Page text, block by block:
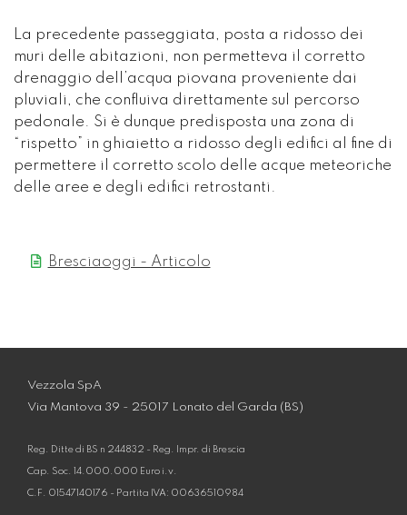
La precedente passeggiata, posta a ridosso dei
muri delle abitazioni, non permetteva il corretto
drenaggio dell’acqua piovana proveniente dai
pluviali, che confluiva direttamente sul percorso
pedonale. Si è dunque predisposta una zona di
“rispetto” in ghiaietto a ridosso degli edifici al fine di
permettere il corretto scolo delle acque meteoriche
delle aree e degli edifici retrostanti.
Bresciaoggi - Articolo
Vezzola SpA
Via Mantova 39 - 25017 Lonato del Garda (BS)
Reg. Ditte di BS n 244832 - Reg. Impr. di Brescia
Cap. Soc. 14.000.000 Euro i.v.
C.F. 01547140176 - Partita IVA: 00636510984